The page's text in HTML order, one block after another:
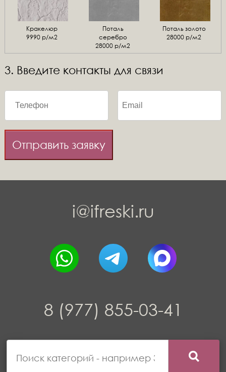
Кракелюр
9990 р/м2
Поталь
серебро
28000 р/м2
Поталь золото
28000 р/м2
3. Введите контакты для связи
Отправить заявку
i@ifreski.ru
8 (977) 855-03-41